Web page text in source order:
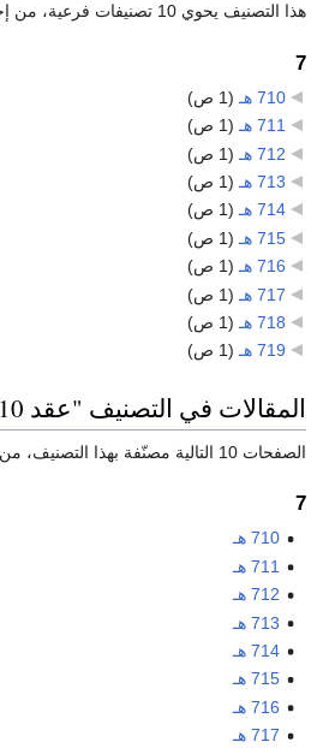
هذا التصنيف يحوي 10 تصنيفات فرعية، من إجمالي 10.
7
710 هـ
(1 ص)
711 هـ
‏ (1 ص)
712 هـ
(1 ص)
713 هـ
(1 ص)
714 هـ
‏ (1 ص)
715 هـ
(1 ص)
716 هـ
‏ (1 ص)
717 هـ
(1 ص)
718 هـ
(1 ص)
719 هـ
‏ (1 ص)
المقالات في التصنيف "عقد 710 هـ"
الصفحات 10 التالية مصنّفة بهذا التصنيف، من إجمالي 10.
7
710 هـ
711 هـ
712 هـ
713 هـ
714 هـ
715 هـ
716 هـ
717 هـ